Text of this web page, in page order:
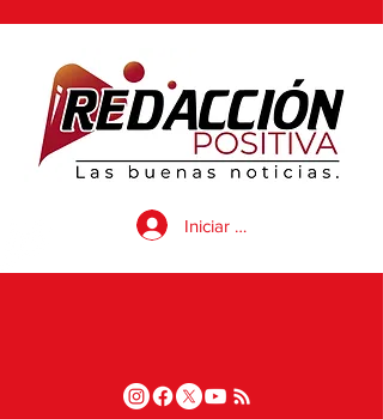
Iniciar sesión